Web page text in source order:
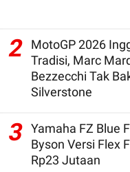
2
MotoGP 2026
Tradisi, Marc
Bezzecchi Tak
Silverstone
3 Yamaha FZ Blue
Byson Versi Flex
Rp23 Jutaan